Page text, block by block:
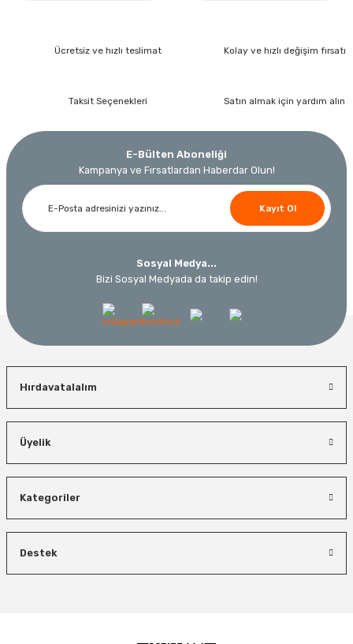
Ücretsiz ve hızlı teslimat Kolay ve hızlı değişim fırsatı
Taksit Seçenekleri Satın almak için yardım alın
E-Bülten Aboneliği
Kampanya ve Fırsatlardan Haberdar Olun!
Kayıt Ol
Sosyal Medya...
Bizi Sosyal Medyada da takip edin!
Hırdavatalalım
Üyelik
Kategoriler
Destek